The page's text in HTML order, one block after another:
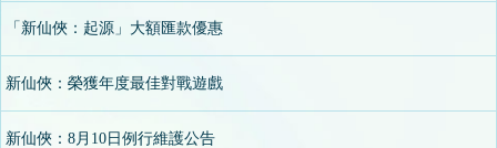
「新仙俠：起源」大額匯款優惠
新仙俠：榮獲年度最佳對戰遊戲
新仙俠：8月10日例行維護公告